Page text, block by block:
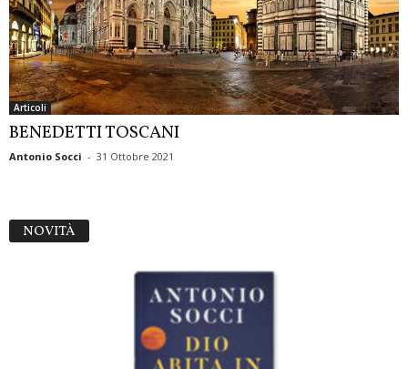
Articoli
BENEDETTI TOSCANI
Antonio Socci - 31 Ottobre 2021
NOVITÀ